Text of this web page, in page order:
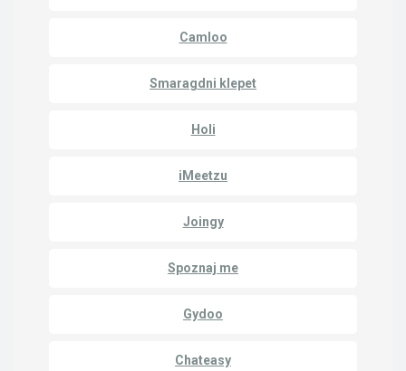
Camloo
Smaragdni klepet
Holi
iMeetzu
Joingy
Spoznaj me
Gydoo
Chateasy